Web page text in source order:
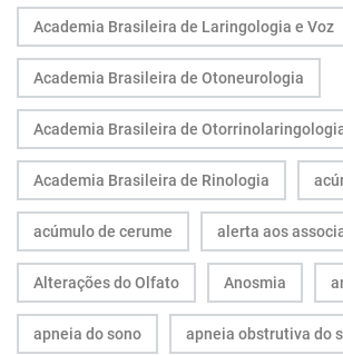
Academia Brasileira de Laringologia e Voz
Academia Brasileira de Otoneurologia
Academia Brasileira de
Academia Brasileira de Rinologia
acúmulo de cerume alerta aos
Alterações do Olfato Anosmia
apneia do sono apneia obstrutiva do